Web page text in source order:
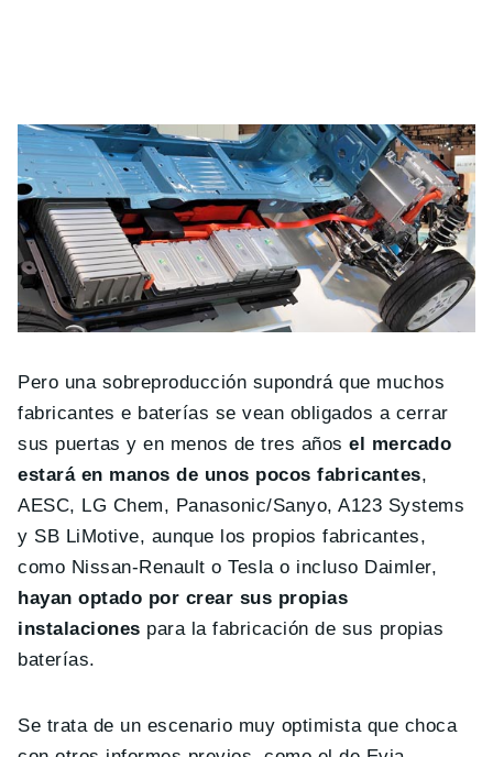
Pero una sobreproducción supondrá que muchos
fabricantes e baterías se vean obligados a cerrar
sus puertas y en menos de tres añosel mercado
estará en manos de unos pocos fabricantes,
AESC, LG Chem, Panasonic/Sanyo, A123 Systems
y SB LiMotive, aunque los propios fabricantes,
como Nissan-Renault o Tesla o incluso Daimler,
hayan optado por crear sus propias
instalaciones para la fabricación de sus propias
baterías.
Se trata de un escenario muy optimista que choca